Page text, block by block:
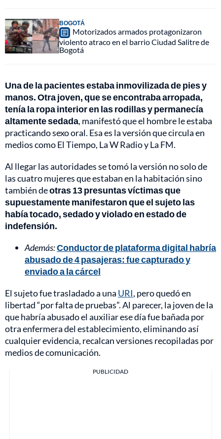
BOGOTÁ
Motorizados armados protagonizaron
violento atraco en el barrio Ciudad Salitre de
Bogotá
Una de la pacientes estaba inmovilizada de pies y
manos. Otra joven, que se encontraba arropada,
tenía la ropa interior en las rodillas y permanecía
altamente sedada, manifestó que el hombre le estaba
practicando sexo oral. Esa es la versión que circula en
medios como El Tiempo, La W Radio y La FM.
Al llegar las autoridades se tomó la versión no solo de
las cuatro mujeres que estaban en la habitación sino
también deotras 13 presuntas víctimas que
supuestamente manifestaron que el sujeto las
había tocado, sedado y violado en estado de
indefensión.
Además:Conductor de plataforma digital habría
abusado de 4 pasajeras: fue capturado y
enviado a la cárcel
El sujeto fue trasladado a una URI, pero quedó en
libertad “por falta de pruebas”. Al parecer, la joven de la
que habría abusado el auxiliar ese día fue bañada por
otra enfermera del establecimiento, eliminando así
cualquier evidencia, recalcan versiones recopiladas por
medios de comunicación.
PUBLICIDAD